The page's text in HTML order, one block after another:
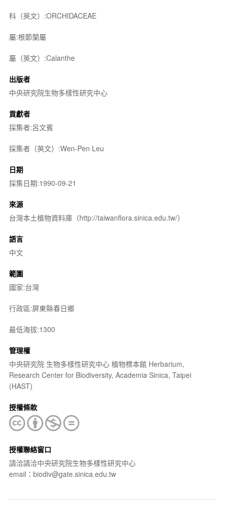
科（英文）:ORCHIDACEAE
屬:根節蘭屬
屬（英文）:Calanthe
出版者
中央研究院生物多樣性研究中心
貢獻者
採集者:呂文賓
採集者（英文）:Wen-Pen Leu
日期
採集日期:1990-09-21
來源
台灣本土植物資料庫（http://taiwanflora.sinica.edu.tw/）
語言
中文
範圍
國家:台灣
行政區:屏東縣春日鄉
最低海拔:1300
管理權
中央研究院 生物多樣性研究中心 植物標本館 Herbarium,
Research Center for Biodiversity, Academia Sinica, Taipei
(HAST)
授權條款
授權聯絡窗口
請洽請洽中央研究院生物多樣性研究中心
email：biodiv@gate.sinica.edu.tw